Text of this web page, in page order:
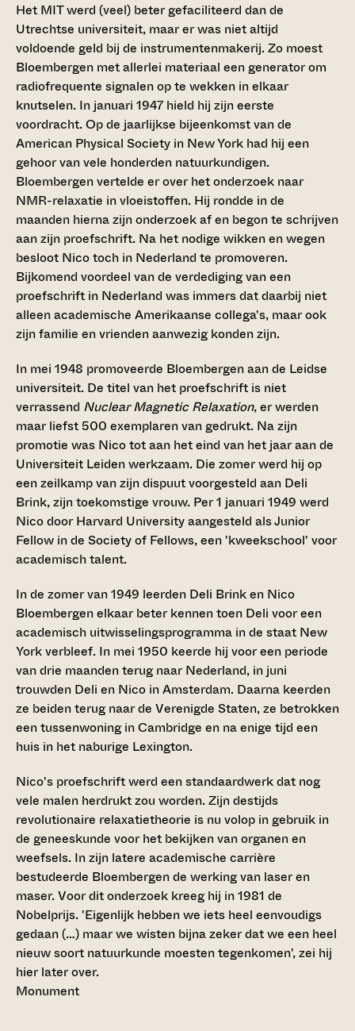
Het MIT werd (veel) beter gefaciliteerd dan de
Utrechtse universiteit, maar er was niet altijd
voldoende geld bij de instrumentenmakerij. Zo moest
Bloembergen met allerlei materiaal een generator om
radiofrequente signalen op te wekken in elkaar
knutselen. In januari 1947 hield hij zijn eerste
voordracht. Op de jaarlijkse bijeenkomst van de
American Physical Society in New York had hij een
gehoor van vele honderden natuurkundigen.
Bloembergen vertelde er over het onderzoek naar
NMR-relaxatie in vloeistoffen. Hij rondde in de
maanden hierna zijn onderzoek af en begon te schrijven
aan zijn proefschrift. Na het nodige wikken en wegen
besloot Nico toch in Nederland te promoveren.
Bijkomend voordeel van de verdediging van een
proefschrift in Nederland was immers dat daarbij niet
alleen academische Amerikaanse collega's, maar ook
zijn familie en vrienden aanwezig konden zijn.
In mei 1948 promoveerde Bloembergen aan de Leidse
universiteit. De titel van het proefschrift is niet
verrassend Nuclear Magnetic Relaxation, er werden
maar liefst 500 exemplaren van gedrukt. Na zijn
promotie was Nico tot aan het eind van het jaar aan de
Universiteit Leiden werkzaam. Die zomer werd hij op
een zeilkamp van zijn dispuut voorgesteld aan Deli
Brink, zijn toekomstige vrouw. Per 1 januari 1949 werd
Nico door Harvard University aangesteld als Junior
Fellow in de Society of Fellows, een 'kweekschool' voor
academisch talent.
In de zomer van 1949 leerden Deli Brink en Nico
Bloembergen elkaar beter kennen toen Deli voor een
academisch uitwisselingsprogramma in de staat New
York verbleef. In mei 1950 keerde hij voor een periode
van drie maanden terug naar Nederland, in juni
trouwden Deli en Nico in Amsterdam. Daarna keerden
ze beiden terug naar de Verenigde Staten, ze betrokken
een tussenwoning in Cambridge en na enige tijd een
huis in het naburige Lexington.
Nico's proefschrift werd een standaardwerk dat nog
vele malen herdrukt zou worden. Zijn destijds
revolutionaire relaxatietheorie is nu volop in gebruik in
de geneeskunde voor het bekijken van organen en
weefsels. In zijn latere academische carrière
bestudeerde Bloembergen de werking van laser en
maser. Voor dit onderzoek kreeg hij in 1981 de
Nobelprijs. 'Eigenlijk hebben we iets heel eenvoudigs
gedaan (…) maar we wisten bijna zeker dat we een heel
nieuw soort natuurkunde moesten tegenkomen', zei hij
hier later over.
Monument